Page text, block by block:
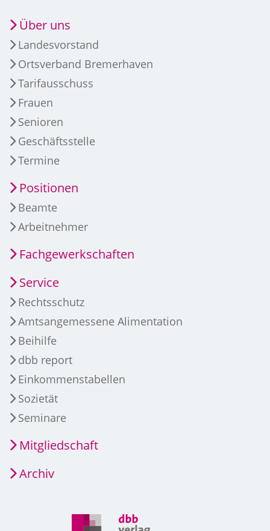
Über uns
Landesvorstand
Ortsverband Bremerhaven
Tarifausschuss
Frauen
Senioren
Geschäftsstelle
Termine
Positionen
Beamte
Arbeitnehmer
Fachgewerkschaften
Service
Rechtsschutz
Amtsangemessene Alimentation
Beihilfe
dbb report
Einkommenstabellen
Sozietät
Seminare
Mitgliedschaft
Archiv